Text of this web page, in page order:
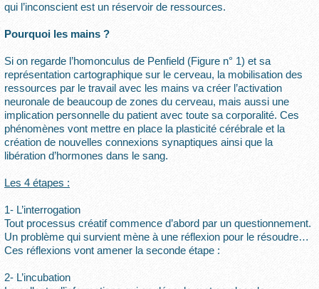
qui l’inconscient est un réservoir de ressources.
Pourquoi les mains ?
Si on regarde l’homonculus de Penfield (Figure n° 1) et sa
représentation cartographique sur le cerveau, la mobilisation des
ressources par le travail avec les mains va créer l’activation
neuronale de beaucoup de zones du cerveau, mais aussi une
implication personnelle du patient avec toute sa corporalité. Ces
phénomènes vont mettre en place la plasticité cérébrale et la
création de nouvelles connexions synaptiques ainsi que la
libération d’hormones dans le sang.
Les 4 étapes :
1- L’interrogation
Tout processus créatif commence d’abord par un questionnement.
Un problème qui survient mène à une réflexion pour le résoudre…
Ces réflexions vont amener la seconde étape :
2- L’incubation